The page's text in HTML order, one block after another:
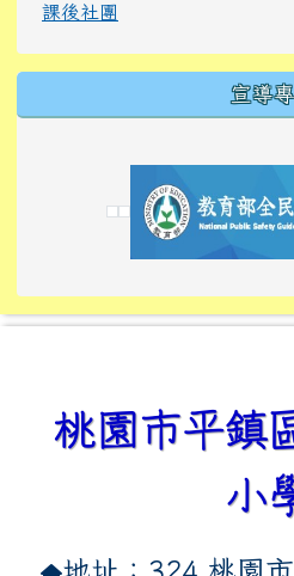
課後社團
宣導
桃園市平鎮
小
地址：324 桃園